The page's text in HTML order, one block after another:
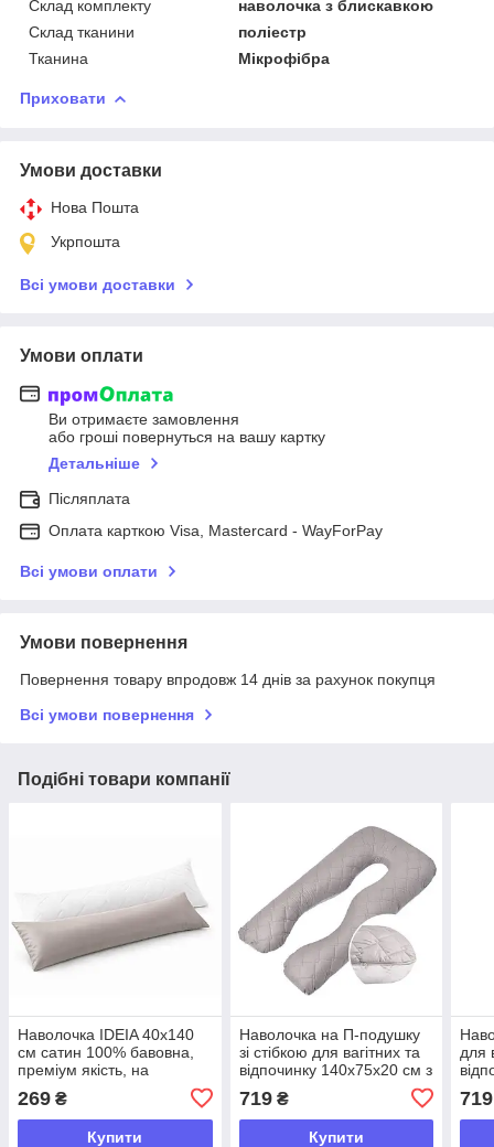
Склад комплекту
наволочка з блискавкою
Склад тканини
поліестр
Тканина
Мікрофібра
Приховати
Умови доставки
Нова Пошта
Укрпошта
Всі умови доставки
Умови оплати
Ви отримаєте замовлення
або гроші повернуться на вашу картку
Детальніше
Післяплата
Оплата карткою Visa, Mastercard - WayForPay
Всі умови оплати
Умови повернення
Повернення товару впродовж 14 днів за рахунок покупця
Всі умови повернення
Подібні товари компанії
Наволочка IDEIA 40х140
см сатин 100% бавовна,
преміум якість, на
ортопедичної подушки,
сіра
269 ₴
Купити
Наволочка на П-подушку
зі стібкою для вагітних та
відпочинку 140х75х20 см з
719₴
Купити
для
719